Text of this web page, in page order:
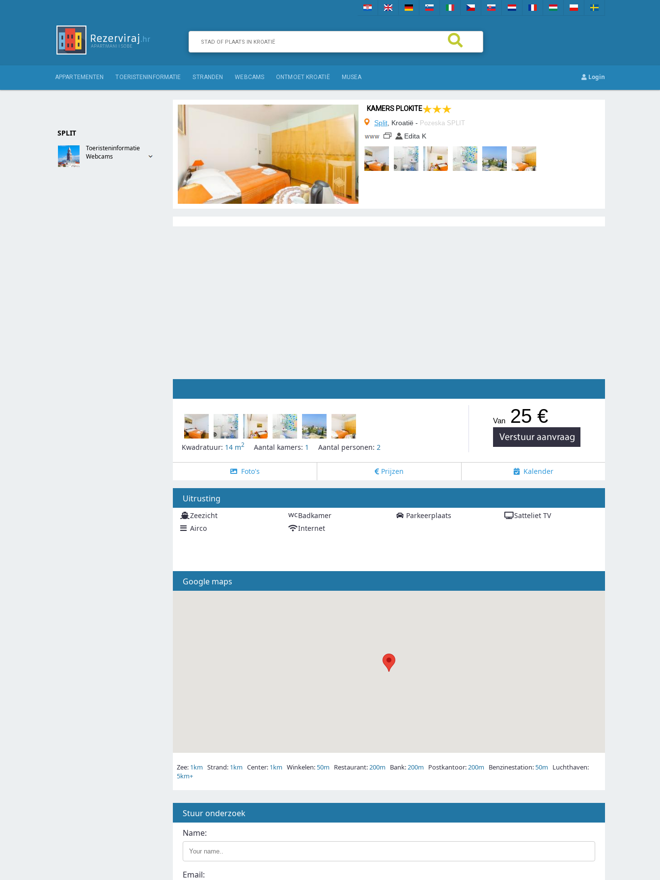
APPARTEMENTEN TOERISTENINFORMATIE STRANDEN WEBCAMS ONTMOET KROATIË MUSEA Login
SPLIT
Toeristeninformatie
Webcams
KAMERS PLOKITE
Split , Kroatië - Pozeska SPLIT
Edita K
Kwadratuur: 14 m2 Aantal kamers: 1 Aantal personen: 2
Van 25 €
Foto's Prijzen Kalender
Uitrusting
Zeezicht wcBadkamer Parkeerplaats
Satteliet TV
Airco
Internet
Google maps
Zee: 1km Strand: 1km Center: 1km Winkelen: 50m Restaurant:200m Bank:200m Postkantoor:200m Benzinestation: 50m Luchthaven:
5km+
Stuur onderzoek
Name:
Email: